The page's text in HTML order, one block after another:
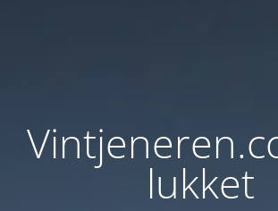
lukket